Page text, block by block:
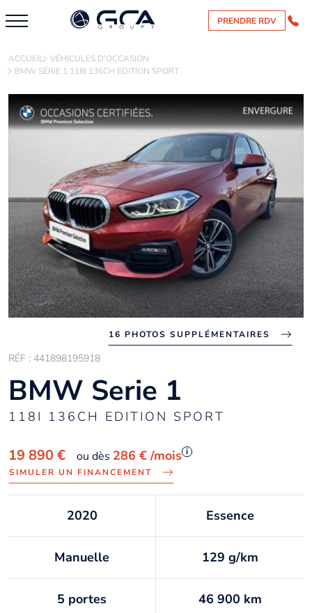
PRENDRE RDV
ACCUEIL VÉHICULES D'OCCASION
BMW SÉRIE 1 118I 136CH EDITION SPORT
16 PHOTOS SUPPLÉMENTAIRES
RÉF : 441898195918
BMW Serie 1
118I 136CH EDITION SPORT
19 890 € ou dès 286 € /mois i
SIMULER UN FINANCEMENT
2020 Essence
Manuelle 129 g/km
5 portes 46 900 km